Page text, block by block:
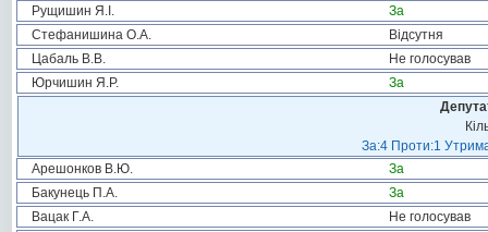
Рущишин Я.І.
За
Стефанишина О.А.
Відсутня
Цабаль В.В.
Не голосував
Юрчишин Я.Р.
За
За:4 Проти:1
Арешонков В.Ю.
За
Бакунець П.А.
За
Вацак Г.А.
Не голосував